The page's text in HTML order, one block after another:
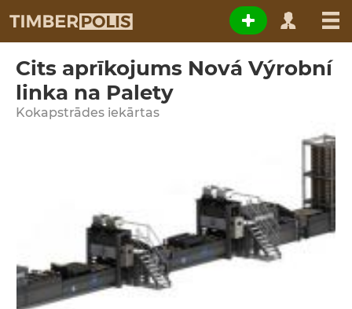
Cits aprīkojums Nová Výrobní
linka na Palety
Kokapstrādes iekārtas